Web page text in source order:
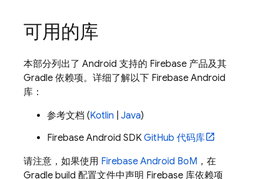
可用的库
本部分列出了 Android 支持的 Firebase 产品及其
Gradle 依赖项。详细了解以下 Firebase Android
库：
参考文档 (Kotlin Java)
Firebase Android SDK GitHub 代码库
请注意，如果使用 Firebase Android BoM ，在
Gradle build 配置文件中声明 Firebase 库依赖项